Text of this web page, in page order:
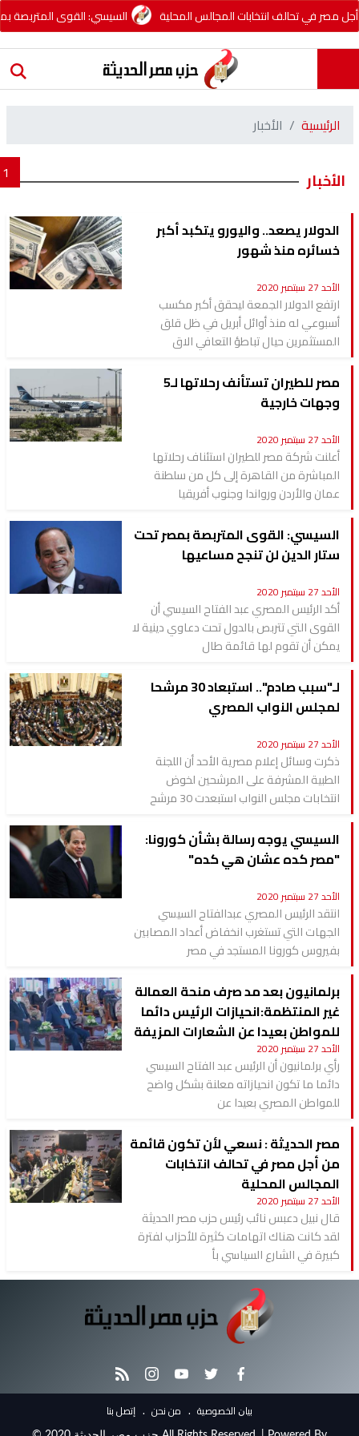
في تحالف انتخابات المجالس المحلية السيسي: القوى المتربصة بمصر
الرئيسية الأخبار
الأخبار
الدولار يصعد.. واليورو يتكبد أكبر
خسائره منذ شهور
الأحد 27 سبتمبر 2020
ارتفع الدولار الجمعة ليحقق أكبر مكسب
أسبوعي له منذ أوائل أبريل في ظل قلق
المستثمرين حيال تباطؤ التعافي الاق
مصر للطيران تستأنف رحلاتها لـ5
وجهات خارجية
الأحد 27 سبتمبر 2020
أعلنت شركة مصر للطيران استئناف رحلاتها
المباشرة من القاهرة إلى كل من سلطنة
عمان والأردن ورواندا وجنوب أفريقيا
السيسي: القوى المتربصة بمصر تحت
ستار الدين لن تنجح مساعيها
الأحد 27 سبتمبر 2020
أكد الرئيس المصري عبد الفتاح السيسي أن
القوى التي تتربص بالدول تحت دعاوي دينية لا
يمكن أن تقوم لها قائمة طال
لـ"سبب صادم".. استبعاد 30 مرشحا
لمجلس النواب المصري
الأحد 27 سبتمبر 2020
ذكرت وسائل إعلام مصرية الأحد أن اللجنة
الطبية المشرفة على المرشحين لخوض
انتخابات مجلس النواب استبعدت 30 مرشح
السيسي يوجه رسالة بشأن كورونا:
"مصر كده عشان هي كده"
الأحد 27 سبتمبر 2020
انتقد الرئيس المصري عبدالفتاح السيسي
الجهات التي تستغرب انخفاض أعداد المصابين
بفيروس كورونا المستجد في مصر
برلمانيون بعد مد صرف منحة العمالة
غير المنتظمة:انحيازات الرئيس دائما
للمواطن بعيدا عن الشعارات المزيفة
الأحد 27 سبتمبر 2020
رأي برلمانيون أن الرئيس عبد الفتاح السيسي
دائما ما تكون انحيازاته معلنة بشكل واضح
للمواطن المصري بعيدا عن
مصر الحديثة : نسعي لأن تكون قائمة
من أجل مصر في تحالف انتخابات
المجالس المحلية
الأحد 27 سبتمبر 2020
قال نبيل دعبس نائب رئيس حزب مصر الحديثة
لقد كانت هناك اتهامات كثيرة للأحزاب لفترة
كبيرة في الشارع السياسي بأ
ﺑﻴﺎﻥ اﻟﺨﺼﻮﺻﻴﺔ . ﻣﻦ ﻧﺤﻦ . ﺇﺗﺼﻞ ﺑﻨﺎ